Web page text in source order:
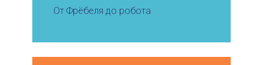
От Фрёбеля до робота